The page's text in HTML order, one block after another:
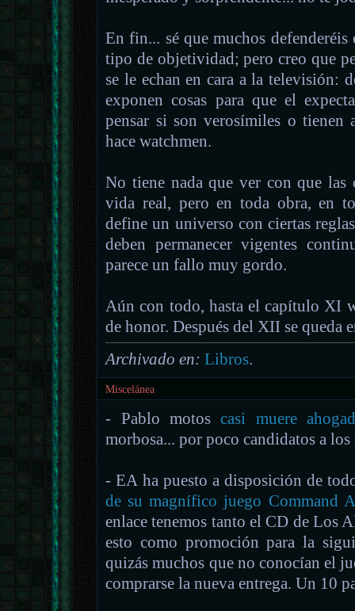
En fin... sé que muchos
tipo de objetividad; pero creo que
se le echan en cara a la televisión:
exponen cosas para que el
pensar si son verosímiles o
hace watchmen.
No tiene nada que ver con que las
vida real, pero en toda obra, en
define un universo con ciertas
deben permanecer vigentes
parece un fallo muy gordo.
Aún con todo, hasta el capítulo XI
de honor. Después del XII se queda
Archivado en: Libros.
Miscelánea
- Pablo motoscasi muere
morbosa... por poco candidatos a
- EA ha puesto a disposición de
de su magnífico juego Command
enlace tenemos tanto el CD de Los
esto como promoción para la
quizás muchos que no conocían el
comprarse la nueva entrega. Un 10